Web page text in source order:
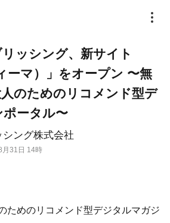
ング株式会社
月31日 14時
ッシング、新サイト
ーマ）」をオープン 〜無
のためのリコメンド型デ
ータル〜
ためのリコメンド型デジタルマガジ